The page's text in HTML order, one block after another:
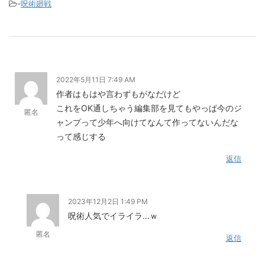
-呪術廻戦
匿名
2022年5月11日 7:49 AM
作者はもはや言わずもがなだけど
これをOK通しちゃう編集部を見てもやっぱ今のジ
ャンプって少年へ向けてなんて作ってないんだな
って感じする
返信
匿名
2023年12月2日 1:49 PM
呪術人気でイライラ…ｗ
返信